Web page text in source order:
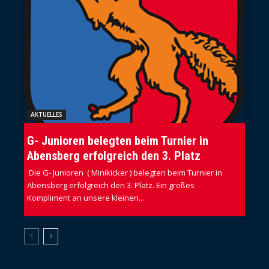
AKTUELLES
G- Junioren belegten beim Turnier in
Abensberg erfolgreich den 3. Platz
Die G- Junioren ( Minikicker ) belegten beim Turnier in
Abensberg erfolgreich den 3. Platz. Ein großes
Kompliment an unsere kleinen...